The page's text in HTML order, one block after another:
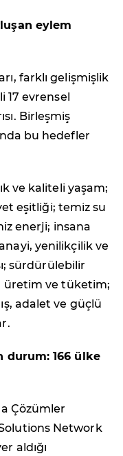
eylem
farklı gelişmişlik
17 evrensel
Birleşmiş
bu hedefler
ve kaliteli yaşam;
eşitliği; temiz su
enerji; insana
yenilikçilik ve
sürdürülebilir
üretim ve tüketim;
adalet ve güçlü
durum: 166 ülke
Çözümler
Network
aldığı